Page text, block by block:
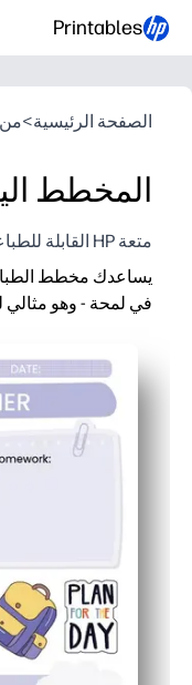
Printables
الصفحة الرئيسية>من HP
المخطط
متعة HP القابلة للطباعة
يساعدك مخطط
في لمحة - وهو مثالي
جاهز في دقائق - ما
تصميم مناسب
صيغة مرنة مناسبة
قابلة لإعادة